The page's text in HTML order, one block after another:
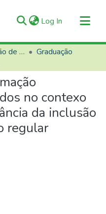
Log In (current)
Trabalhos de Conclusão de Curso (TCCs)
Graduação
no contexo
da inclusão
regular